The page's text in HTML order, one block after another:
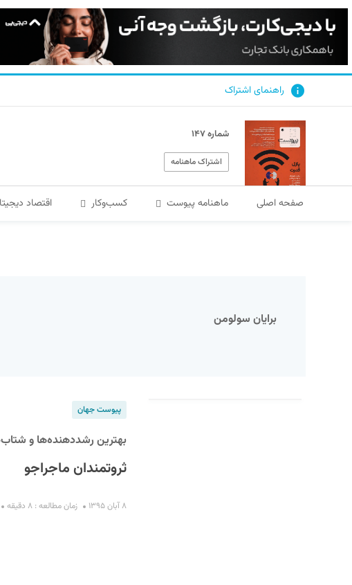
راهنمای اشتراک
شماره ۱۴۷
اشتراک ماهنامه
صفحه اصلی ماهنامه پیوست کسب‌و‌کار اقتصاد
برایان سولومن
پیوست جهان
بهترین رشددهنده‌ها و
ثروتمندان ماجراجو
۸ آبان ۱۳۹۵ زمان مطالعه : ۸ دقیقه